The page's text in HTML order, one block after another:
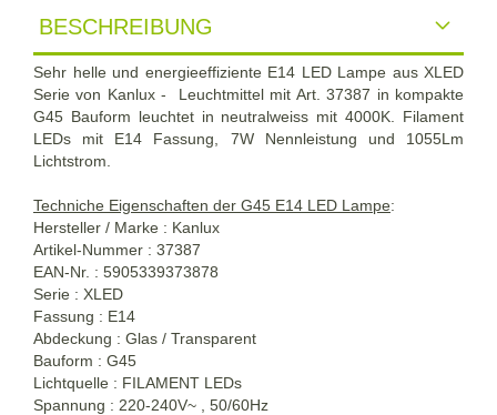
BESCHREIBUNG
Sehr helle und energieeffiziente E14 LED Lampe aus XLED
Serie von Kanlux - Leuchtmittel mit Art. 37387 in kompakte
G45 Bauform leuchtet in neutralweiss mit 4000K. Filament
LEDs mit E14 Fassung, 7W Nennleistung und 1055Lm
Lichtstrom.
Techniche Eigenschaften der G45 E14 LED Lampe:
Hersteller / Marke : Kanlux
Artikel-Nummer : 37387
EAN-Nr. : 5905339373878
Serie : XLED
Fassung : E14
Abdeckung : Glas / Transparent
Bauform : G45
Lichtquelle : FILAMENT LEDs
Spannung : 220-240V~ , 50/60Hz